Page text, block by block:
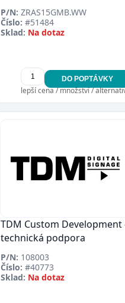
P/N: ZRAS15GMB.WW
Číslo: #51484
Sklad: Na dotaz
DO POPTÁVKY
lepší cena / množství /
TDM Custom Development
technická podpora
P/N: 108003
Číslo: #40773
Sklad: Na dotaz